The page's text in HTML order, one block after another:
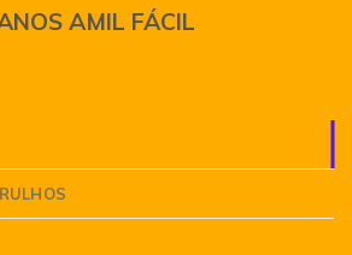
AMIL FÁCIL